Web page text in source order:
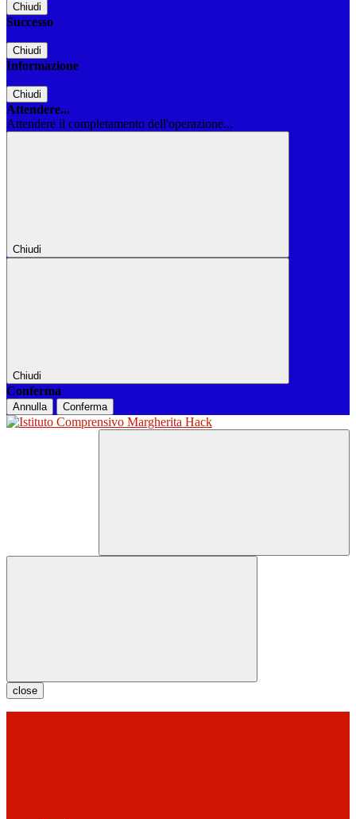
Chiudi
Successo
Chiudi
Informazione
Chiudi
Attendere...
Attendere il completamento dell'operazione...
Chiudi
Chiudi
Conferma
Annulla Conferma
close